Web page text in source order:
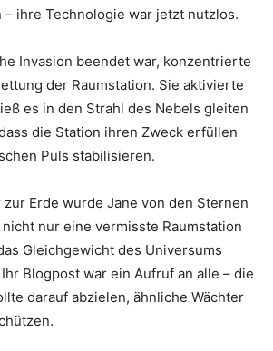
– ihre Technologie war jetzt nutzlos.
Invasion beendet war, konzentrierte
der Raumstation. Sie aktivierte
es in den Strahl des Nebels gleiten
die Station ihren Zweck erfüllen
Puls stabilisieren.
Erde wurde Jane von den Sternen
nur eine vermisste Raumstation
Gleichgewicht des Universums
Blogpost war ein Aufruf an alle – die
darauf abzielen, ähnliche Wächter